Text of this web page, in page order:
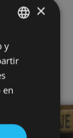
SPANISH
INGLES
×
y
en